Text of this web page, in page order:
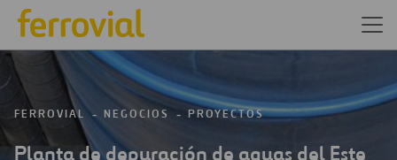
FERROVIAL NEGOCIOS PROYECTOS
Planta de depuración de aguas del Este